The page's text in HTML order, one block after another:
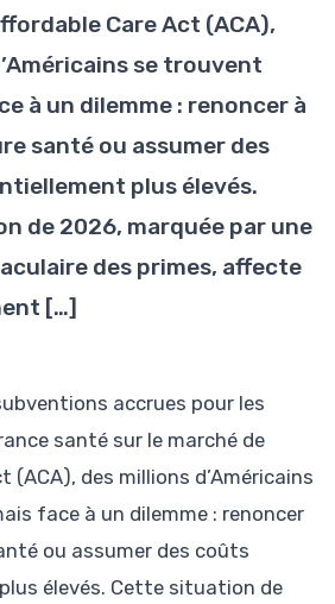
Care Act (ACA),
se trouvent
à un dilemme : renoncer à
santé ou assumer des
plus élevés.
de 2026, marquée par une
des primes, affecte
[…]
accrues pour les
santé sur le marché de
(ACA), des millions d’Américains
face à un dilemme : renoncer
ou assumer des coûts
élevés. Cette situation de